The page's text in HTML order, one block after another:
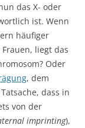
das X- oder
ist. Wenn
häufiger
liegt das
Oder
, dem
dass in
von der
imprinting),